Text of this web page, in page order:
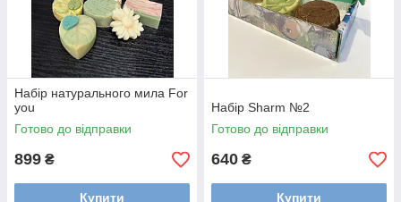
Набір натурального мила For
you
Готово до відправки
899 ₴
Купити
Набір Sharm №2
Готово до відправки
640 ₴
Купити